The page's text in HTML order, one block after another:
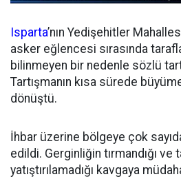
Isparta’nın Yedişehitler
asker eğlencesi sırasında
bilinmeyen bir nedenle sözlü
Tartışmanın kısa sürede
dönüştü.
İhbar üzerine bölgeye çok
edildi. Gerginliğin tırmandığı ve
yatıştırılamadığı kavgaya